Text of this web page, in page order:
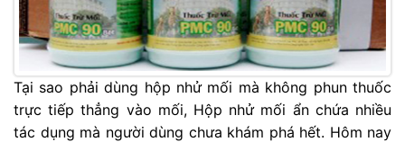
Tại sao phải dùng hộp nhử mối mà không phun thuốc
trực tiếp thẳng vào mối, Hộp nhử mối ẩn chứa nhiều
tác dụng mà người dùng chưa khám phá hết. Hôm nay